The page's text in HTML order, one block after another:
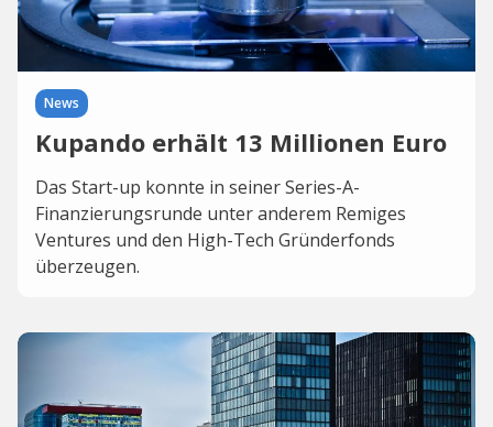
News
Kupando erhält 13 Millionen Euro
Das Start-up konnte in seiner Series-A-
Finanzierungsrunde unter anderem Remiges
Ventures und den High-Tech Gründerfonds
überzeugen.